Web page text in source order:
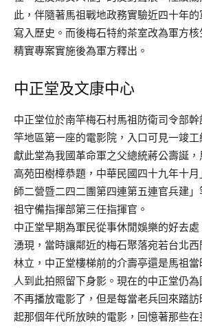
此，伴隨著馬祖戰地政務實驗近四十年
寫入歷史。而後梅石特約茶室改為軍方
精實專案實施後為軍方釋出。
中正堂及文康中心
中正堂位於南竿梅石村馬祖防衛司令部
竿地區第一座的電影院，入口可見一竣
獻此堂為我國革命軍之父總統蔣公壽誕，
高苑田樹樟恭題，中華民國四十九年十
師二營暨二四二團第四連第五連官兵建
祖守備指揮部第三任指揮官。
中正堂早期為軍民從事休閒娛樂的好去
湧現，當時讓鄰近的梅石聚落宛若台北
林立，中正堂樓梯前的介壽亭還是馬祖
人到此拍照留下身影。現在的中正堂仍
不再播放電影了，但是每當老兵回來踏
起那個年代所放映的電影，回憶著那些